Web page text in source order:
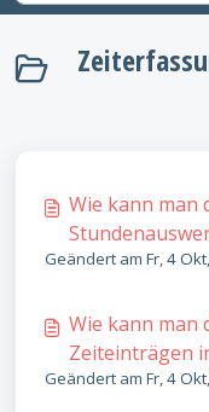
Wie kann man
Geändert am Fr, 4
Wie kann man
Zeiteinträgen
Geändert am Fr, 4